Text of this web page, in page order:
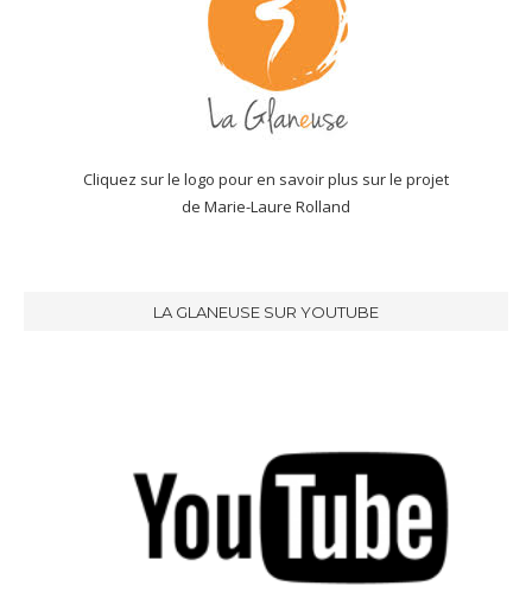
Cliquez sur le logo pour en savoir plus sur le projet
de Marie-Laure Rolland
LA GLANEUSE SUR YOUTUBE